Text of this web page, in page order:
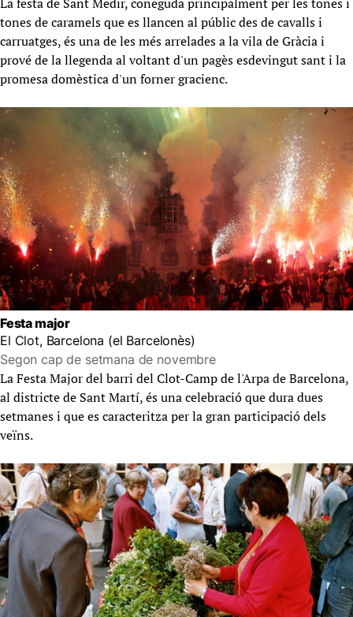
tones de caramels que es llancen al públic des de cavalls i
carruatges, és una de les més arrelades a la vila de Gràcia i
prové de la llegenda al voltant d'un pagès esdevingut sant i la
promesa domèstica d'un forner gracienc.
Festa major
El Clot, Barcelona (el Barcelonès)
Segon cap de setmana de novembre
La Festa Major del barri del Clot-Camp de l'Arpa de Barcelona,
al districte de Sant Martí, és una celebració que dura dues
setmanes i que es caracteritza per la gran participació dels
veïns.